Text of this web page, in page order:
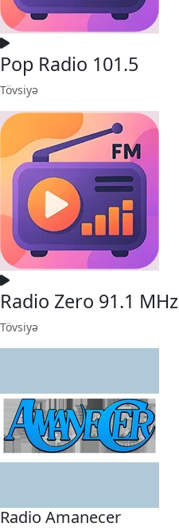
Pop Radio 101.5
Tövsiyə
Radio Zero 91.1 MHz
Tövsiyə
Radio Amanecer